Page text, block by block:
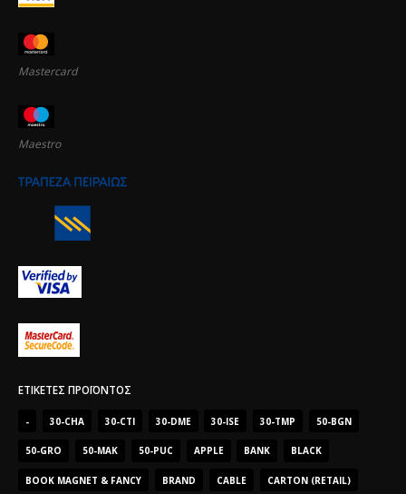
Mastercard
Maestro
ΕΤΙΚΈΤΕΣ ΠΡΟΪΌΝΤΟΣ
- 30-CHA 30-CTI 30-DME 30-ISE 30-TMP 50-BGN
50-GRO 50-MAK 50-PUC APPLE BANK BLACK
BOOK MAGNET & FANCY BRAND CABLE CARTON (RETAIL)